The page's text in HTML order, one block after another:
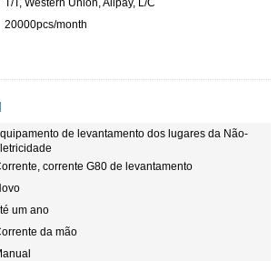
T/T, Western Union, Alipay, L/C
20000pcs/month
de levantamento dos lugares da Não-
corrente G80 de levantamento
um ano
da mão